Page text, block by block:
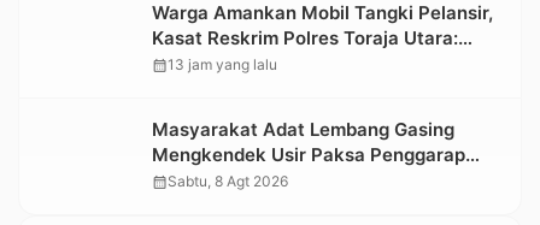
Warga Amankan Mobil Tangki Pelansir,
Kasat Reskrim Polres Toraja Utara:
Proses Hukum Berjalan Transparan
calendar_month13 jam yang lalu
Masyarakat Adat Lembang Gasing
Mengkendek Usir Paksa Penggarap
yang Rusak Kawasan Hutan
calendar_monthSabtu, 8 Agt 2026